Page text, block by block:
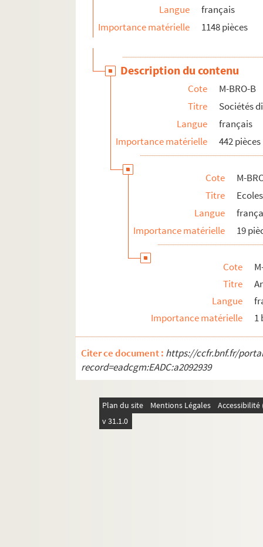
M-BRO-B-29. Société de Saint-
M-BRO-B-30. Société des sauveteurs
M-BRO-B-31. Office central lillois
M-BRO-B-33. Institution des sourds-
M-BRO-B-35. Facultés catholiques
M-BRO-B-36. Faculté catholiques de
M-BRO-B-38. Commission
M-BRO-B-42. Chambres syndicales
M-BRO-B-43. Société artistique de
M-BRO-B-44. Institut Pasteur
M-BRO-C. Transport, médecine, social,
M-BRO-D. Société scientifiques et
M-BRO-E. Travaux municipaux et
M-BRO-V-5. Eclairage de la ville de
M-DOC. Documents du fonds Mahieu
Langue
français
Importance matérielle
1148 pièces
Description du contenu
Cote
M-BRO-B
Titre
Sociétés
Langue
français
Importance matérielle
442 pièces
Cote
M-
Titre
Langue
Importance matérielle
19
Cote
Titre
Langue
Importance matérielle
1
Citer ce document : https://ccfr.bnf.fr/
record=eadcgm:EADC:a2092939
Plan du site Mentions Légales
v 31.1.0